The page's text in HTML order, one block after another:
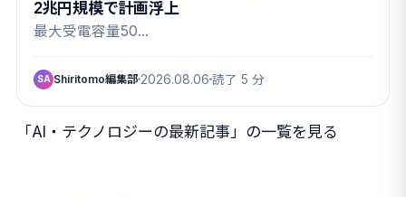
2兆円規模で計画浮上
最大受電容量50…
SA Shiritomo編集部 2026.08.06 読了 5 分
「AI・テクノロジーの最新記事」の一覧を見る